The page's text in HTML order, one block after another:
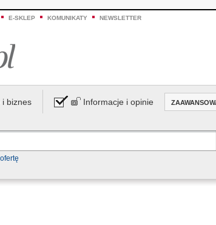
E-SKLEP KOMUNIKATY NEWSLETTER
i biznes Informacje i opinie